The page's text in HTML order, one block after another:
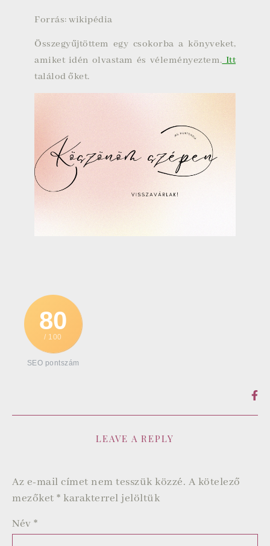
Forrás: wikipédia
Összegyűjtöttem egy csokorba a könyveket,
amiket idén olvastam és véleményeztem.Itt
találod őket.
80
/ 100
SEO pontszám
LEAVE A REPLY
Az e-mail címet nem tesszük közzé. A kötelező
mezőket * karakterrel jelöltük
Név *